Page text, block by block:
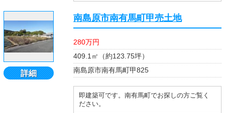
詳細
南島原市南有馬町甲売土地
280万円
409.1㎡（約123.75坪）
南島原市南有馬町甲825
即建築可です。南有馬町でお探しの方ご覧く
ださい。